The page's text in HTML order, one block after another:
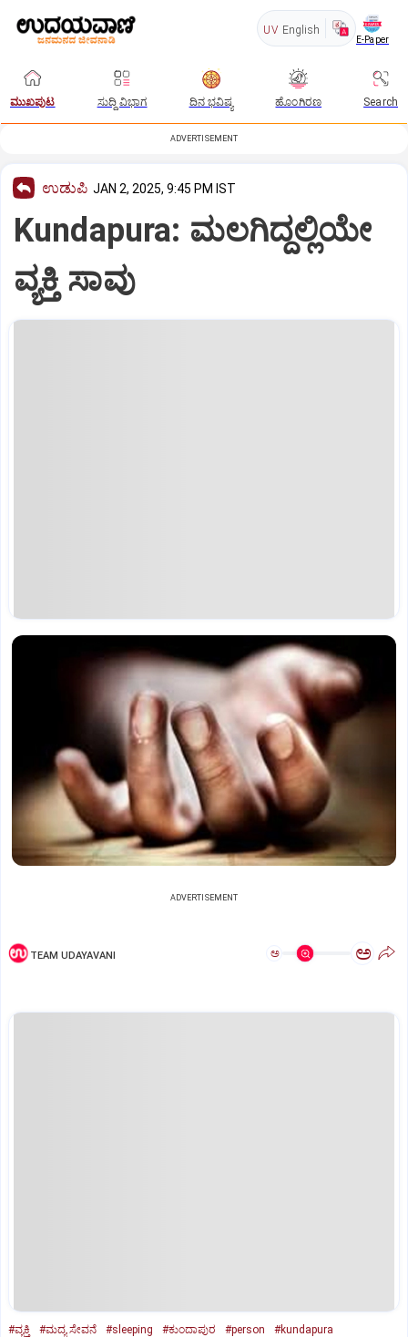
UV English
E-Paper
ಮುಖಪುಟ ಸುದ್ದಿ ವಿಭಾಗ ದಿನ ಭವಿಷ್ಯ ಹೊಂಗಿರಣ Search
ADVERTISEMENT
ಉಡುಪಿ JAN 2, 2025, 9:45 PM IST
Kundapura: ಮಲಗಿದ್ದಲ್ಲಿಯೇ
ವ್ಯಕ್ತಿ ಸಾವು
ADVERTISEMENT
TEAM UDAYAVANI ಅ ಅ
#ವ್ಯಕ್ತಿ #ಮದ್ಯ ಸೇವನೆ #sleeping #ಕುಂದಾಪುರ #person #kundapura